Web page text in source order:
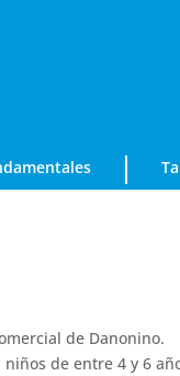
de Danonino.
de entre 4 y 6